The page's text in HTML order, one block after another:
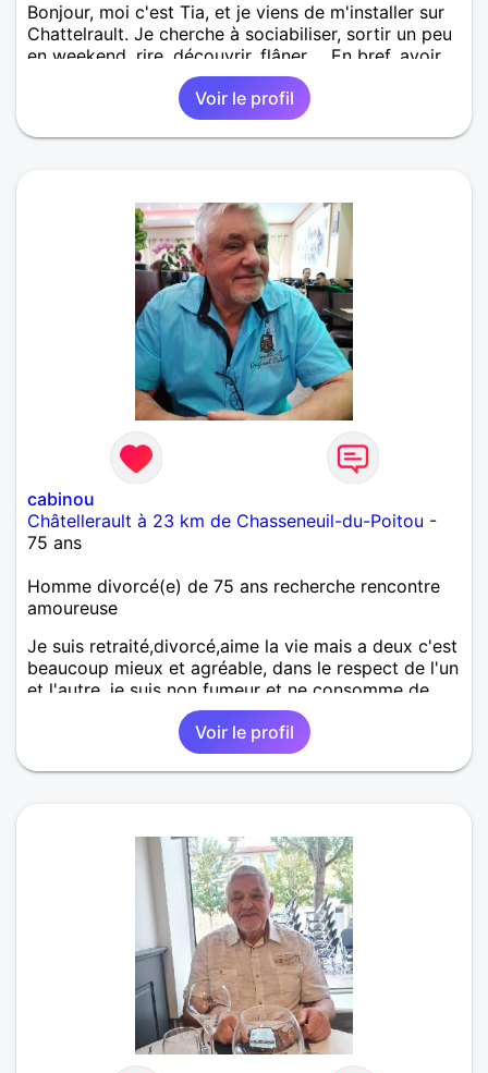
Bonjour, moi c'est Tia, et je viens de m'installer sur
Chattelrault. Je cherche à sociabiliser, sortir un peu
en weekend, rire, découvrir, flâner ... En bref, avoir
des potes. Je suis fan de musique, de tout genre,
bien que j'ai une préférence pour le rap, le rock et le
reggae. Je suis en France depuis peu, et j'ai quitté la
Polynésie d'où je suis originaire pour travailler à
Voir le profil
cabinou
Châtellerault à 23 km de Chasseneuil-du-Poitou -
75 ans
Homme divorcé(e) de 75 ans recherche rencontre
amoureuse
Je suis retraité,divorcé,aime la vie mais a deux c'est
beaucoup mieux et agréable, dans le respect de l'un
et l'autre, je suis non fumeur et ne consomme de
l'alcool a l'occasion.Dans le possible j'aimerais
rencontrer une femme NON FUMEUSE.
Voir le profil